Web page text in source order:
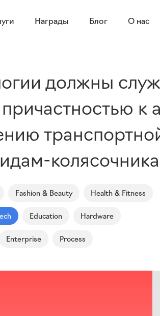
Награды Блог О нас
должны
к
Fashion & Beauty Health & Fitness
Education Hardware
Enterprise Process